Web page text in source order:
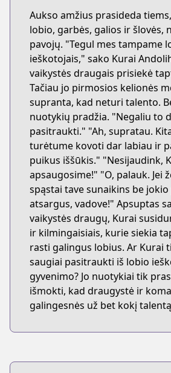
Aukso amžius prasideda
lobio, garbės, galios ir šlovės,
pavojų. "Tegul mes tampame
ieškotojais," sako Kurai
vaikystės draugais prisiekė
Tačiau jo pirmosios kelionės
supranta, kad neturi talento.
nuotykių pradžia. "Negaliu to
pasitraukti." "Ah, supratau.
turėtume kovoti dar labiau ir
puikus iššūkis." "Nesijaudink,
apsaugosime!" "O, palauk. Jei
spąstai tave sunaikins be
atsargus, vadove!" Apsuptas
vaikystės draugų, Kurai
ir kilmingaisiais, kurie siekia
rasti galingus lobius. Ar Kurai
saugiai pasitraukti iš lobio
gyvenimo? Jo nuotykiai tik
išmokti, kad draugystė ir
galingesnės už bet kokį